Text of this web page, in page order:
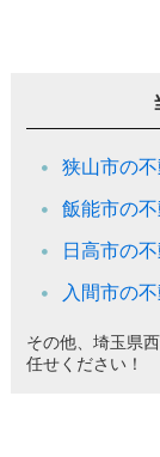
狭山市の
飯能市の
日高市の
入間市の
その他、埼玉県
任せください！